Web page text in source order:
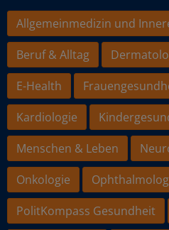
Allgemeinmedizin und
Beruf & Alltag
E-Health
Kardiologie
Menschen & Leben
Onkologie
PolitKompass Gesundheit